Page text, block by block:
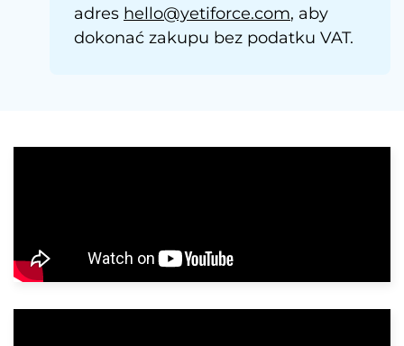
adres hello@yetiforce.com, aby
dokonać zakupu bez podatku VAT.